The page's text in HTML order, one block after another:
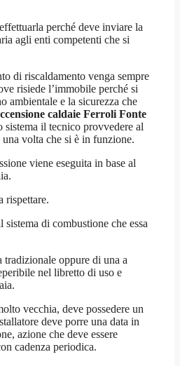
perché deve inviare la
agli enti competenti che si
di riscaldamento venga sempre
risiede l’immobile perché si
ambientale e la sicurezza che
caldaie Ferroli Fonte
sistema il tecnico provvedere al
volta che si è in funzione.
viene eseguita in base al
rispettare.
di combustione che essa
tradizionale oppure di una a
nel libretto di uso e
vecchia, deve possedere un
deve porre una data in
azione che deve essere
cadenza periodica.